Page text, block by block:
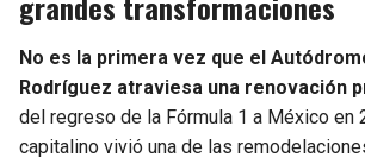
No es la primera vez que el
Rodríguez atraviesa una renovación
del regreso de la Fórmula 1 a México en
capitalino vivió una de las